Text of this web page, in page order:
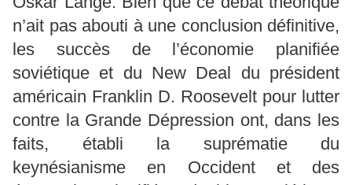
n’ait pas abouti à une conclusion définitive,
les succès de l’économie planifiée
soviétique et du New Deal du président
américain Franklin D. Roosevelt pour lutter
contre la Grande Dépression ont, dans les
faits, établi la suprématie du
keynésianisme en Occident et des